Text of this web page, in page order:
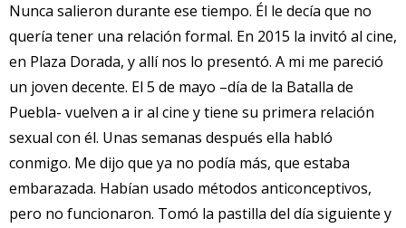
Nunca salieron durante ese tiempo. Él le decía que no
quería tener una relación formal. En 2015 la invitó al cine,
en Plaza Dorada, y allí nos lo presentó. A mi me pareció
un joven decente. El 5 de mayo –día de la Batalla de
Puebla- vuelven a ir al cine y tiene su primera relación
sexual con él. Unas semanas después ella habló
conmigo. Me dijo que ya no podía más, que estaba
embarazada. Habían usado métodos anticonceptivos,
pero no funcionaron. Tomó la pastilla del día siguiente y